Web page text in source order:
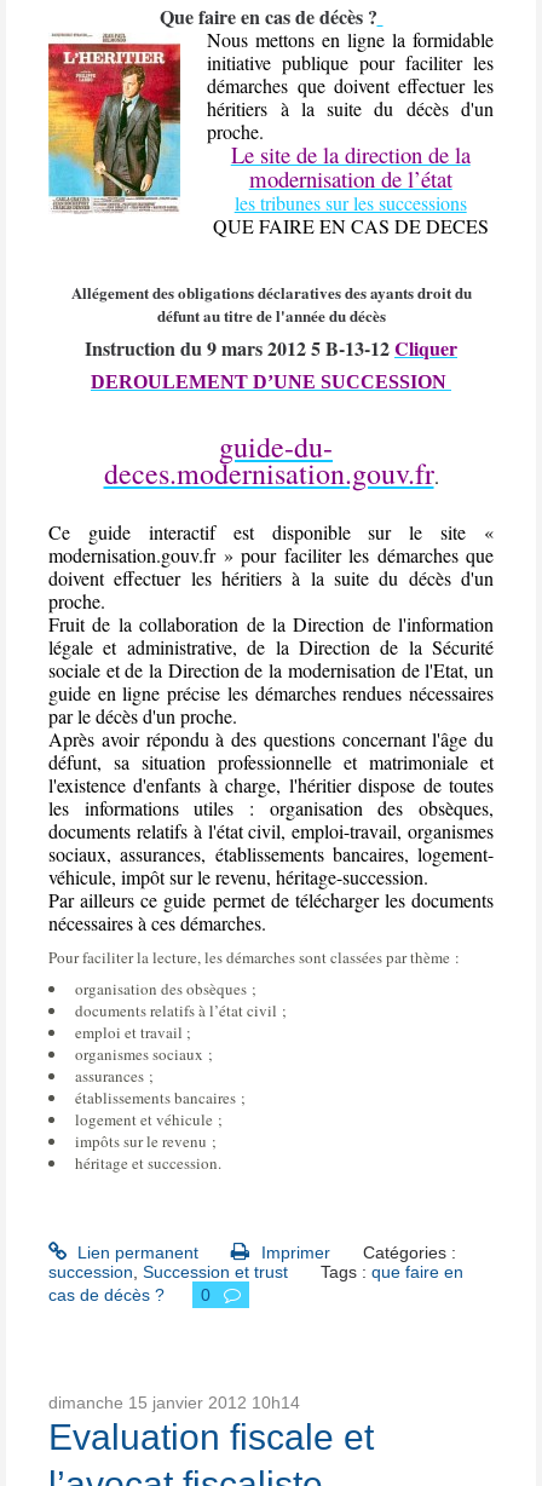
Que faire en cas de décès ?
Nous mettons en ligne la formidable
initiative publique pour faciliter les
démarches que doivent effectuer les
héritiers à la suite du décès d'un
proche.
Le site de la direction de la
modernisation de l’état
les tribunes sur les successions
QUE FAIRE EN CAS DE DECES
Allégement des obligations déclaratives des ayants droit du
défunt au titre de l'année du décès
Instruction du 9 mars 20125 B-13-12Cliquer
DEROULEMENT D’UNE SUCCESSION
guide-du-
deces.modernisation.gouv.fr.
Ce guide interactif est disponible sur le site «
modernisation.gouv.fr » pour faciliter les démarches que
doivent effectuer les héritiers à la suite du décès d'un
proche.
Fruit de la collaboration de la Direction de l'information
légale et administrative, de la Direction de la Sécurité
sociale et de la Direction de la modernisation de l'Etat, un
guide en ligne précise les démarches rendues nécessaires
par le décès d'un proche.
Après avoir répondu à des questions concernant l'âge du
défunt, sa situation professionnelle et matrimoniale et
l'existence d'enfants à charge, l'héritier dispose de toutes
les informations utiles : organisation des obsèques,
documents relatifs à l'état civil, emploi-travail, organismes
sociaux, assurances, établissements bancaires, logement-
véhicule, impôt sur le revenu, héritage-succession.
Par ailleurs ce guide permet de télécharger les documents
nécessaires à ces démarches.
Pour faciliter la lecture, les démarches sont classées par thème :
organisation des obsèques ;
documents relatifs à l’état civil ;
emploi et travail ;
organismes sociaux ;
assurances ;
établissements bancaires ;
logement et véhicule ;
impôts sur le revenu ;
héritage et succession.
Lien permanent Imprimer
Catégories :
succession Succession et trust Tags :que faire en
cas de décès ?
0
dimanche 15 janvier 2012 10h14
Evaluation fiscale et